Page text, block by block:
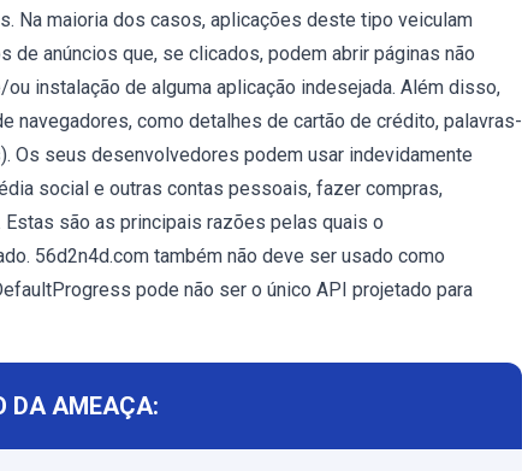
Na maioria dos casos, aplicações deste tipo veiculam
anúncios que, se clicados, podem abrir páginas não
instalação de alguma aplicação indesejada. Além disso,
como detalhes de cartão de crédito, palavras-
Os seus desenvolvedores podem usar indevidamente
social e outras contas pessoais, fazer compras,
são as principais razões pelas quais o
56d2n4d.com também não deve ser usado como
pode não ser o único API projetado para
DA AMEAÇA: